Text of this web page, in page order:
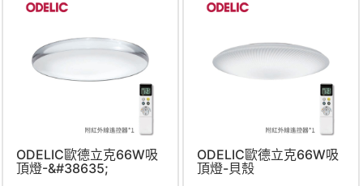
ODELIC歐德立克66W吸
頂燈-&#38635;
ODELIC歐德立克66W吸
頂燈-貝殼